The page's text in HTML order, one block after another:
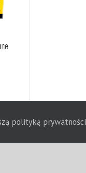
polityką prywatności